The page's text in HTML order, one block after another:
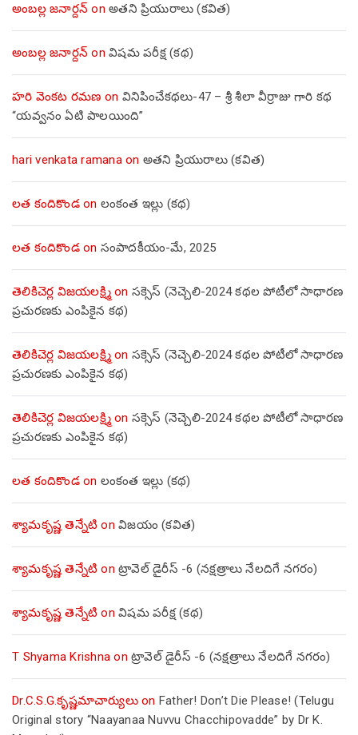
అంబల్ల జనార్దన్ on అతని ప్రియురాలు (కవిత)
అంబల్ల జనార్దన్ on విషమ పరీక్ష (క‌థ‌)
హరి వెంకట రమణ on వినిపించేకథలు-47 – శ్రీ శీలా వీర్రాజు గారి కథ
“యవ్వనం ఏటి పాలయింది”
hari venkata ramanaon అతని ప్రియురాలు (కవిత)
లత కందికొండon లంకంత ఇల్లు (కథ)
లత కందికొండon సంపాదకీయం-మే, 2025
తెలికిచెర్ల విజయలక్ష్మిon సక్సెస్ (నెచ్చెలి-2024 కథల పోటీలో సాధారణ
ప్రచురణకు ఎంపికైన కథ)
తెలికిచెర్ల విజయలక్ష్మిon సక్సెస్ (నెచ్చెలి-2024 కథల పోటీలో సాధారణ
ప్రచురణకు ఎంపికైన కథ)
తెలికిచెర్ల విజయలక్ష్మిon సక్సెస్ (నెచ్చెలి-2024 కథల పోటీలో సాధారణ
ప్రచురణకు ఎంపికైన కథ)
లత కందికొండon లంకంత ఇల్లు (కథ)
శ్యామకృష్ణ తెన్నేటి on విజయం (కవిత)
శ్యామకృష్ణ తెన్నేటి on ట్రావెల్ డైరీస్ -6 (నక్షత్రాలు నేలదిగే నగరం)
శ్యామకృష్ణ తెన్నేటి on విషమ పరీక్ష (క‌థ‌)
T Shyama Krishna on ట్రావెల్ డైరీస్ -6 (నక్షత్రాలు నేలదిగే నగరం)
Dr.C.S.G.కృష్ణమాచార్యులుon Father! Don’t Die Please! (Telugu
Original story “Naayanaa Nuvvu Chacchipovadde” by Dr K.